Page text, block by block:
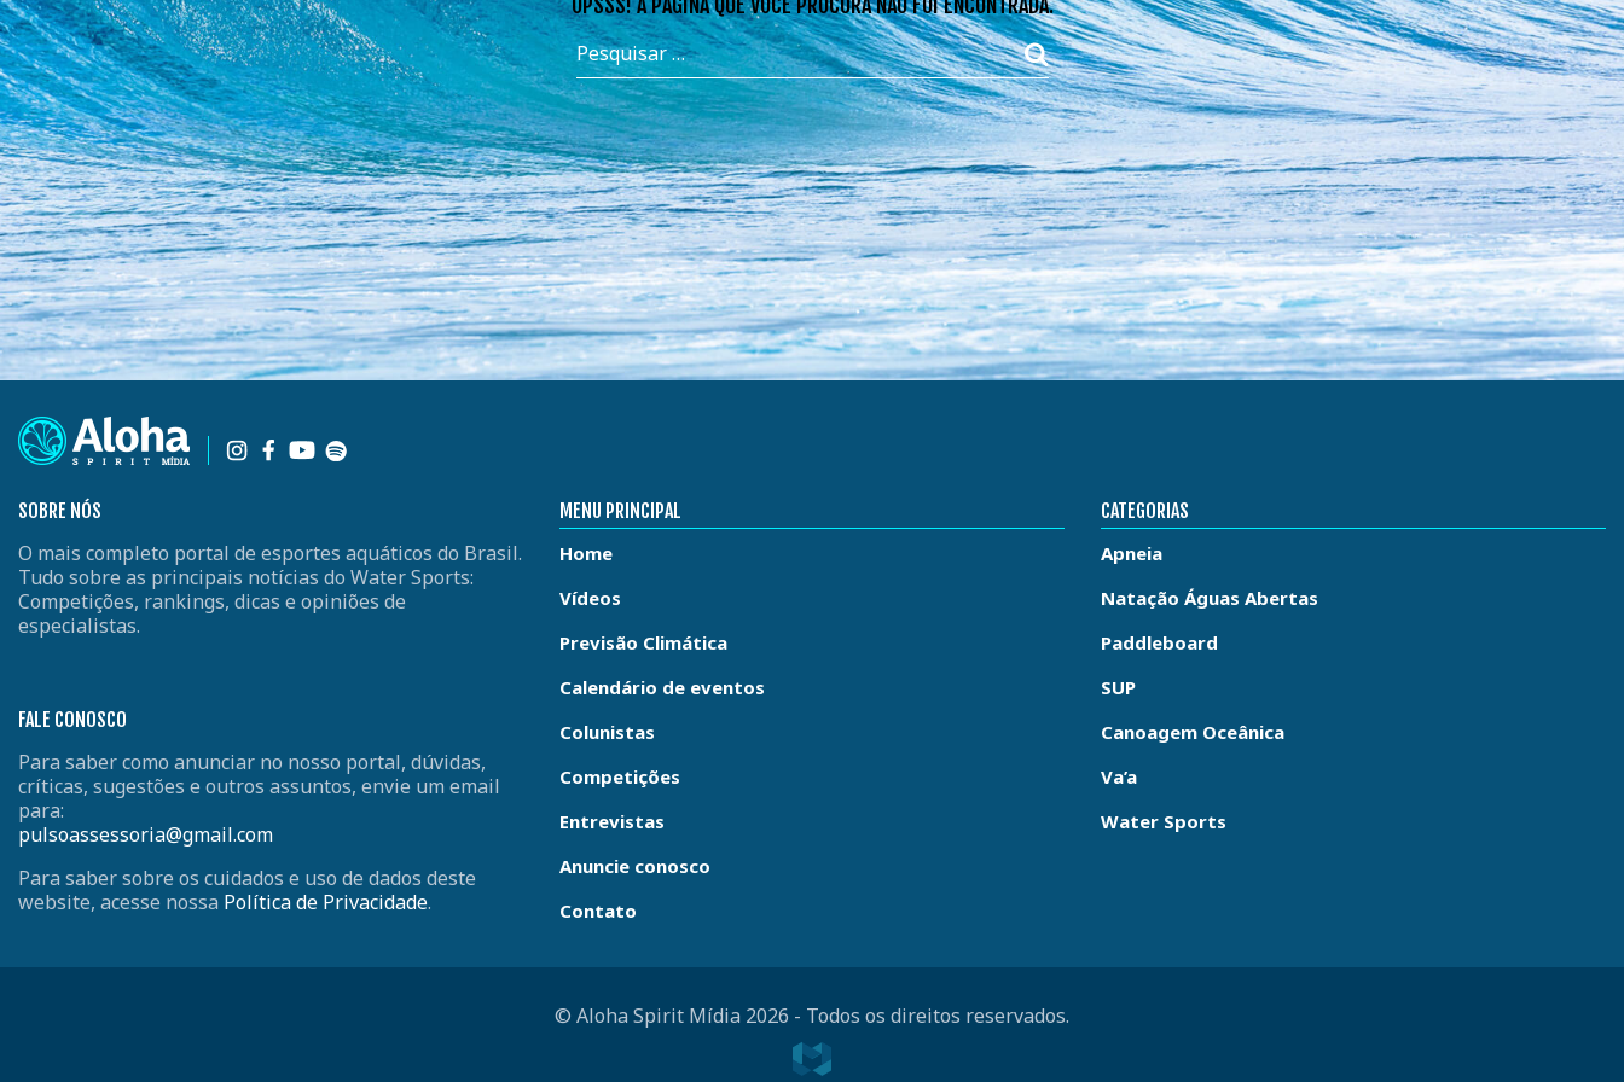
SOBRE NÓS
O mais completo portal de esportes aquáticos do Brasil.
Tudo sobre as principais notícias do Water Sports:
Competições, rankings, dicas e opiniões de
especialistas.
FALE CONOSCO
Para saber como anunciar no nosso portal, dúvidas,
críticas, sugestões e outros assuntos, envie um email
para:
pulsoassessoria@gmail.com
Para saber sobre os cuidados e uso de dados deste
website, acesse nossa Política de Privacidade.
MENU PRINCIPAL
Home
Vídeos
Previsão Climática
Calendário de eventos
Colunistas
Competições
Entrevistas
Anuncie conosco
Contato
CATEGORIAS
Apneia
Natação Águas Abertas
Paddleboard
SUP
Canoagem Oceânica
Va’a
Water Sports
© Aloha Spirit Mídia 2026 - Todos os direitos reservados.